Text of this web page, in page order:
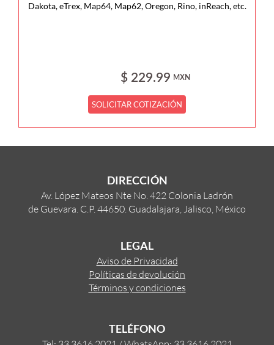
Dakota, eTrex, Map64, Map62, Oregon, Rino, inReach, etc.
$ 229.99 MXN
SOLICITAR COTIZACIÓN
DIRECCIÓN
Av. López Mateos Nte No. 422 Colonia Ladrón
de Guevara. C.P. 44650. Guadalajara, Jalisco, México
LEGAL
Aviso de Privacidad
Políticas de devolución
Términos y condiciones
TELÉFONO